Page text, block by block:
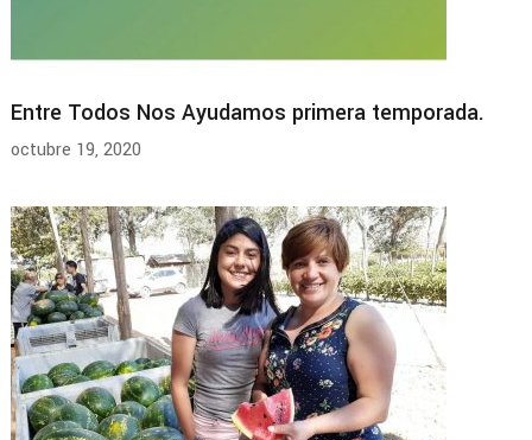
Entre Todos Nos Ayudamos primera temporada.
octubre 19, 2020